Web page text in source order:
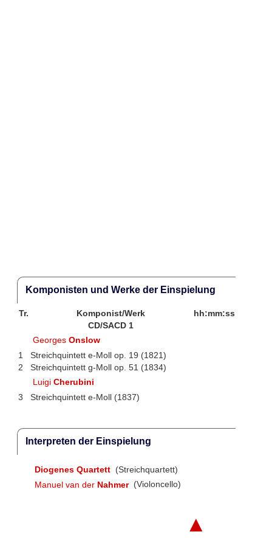
Komponisten und Werke der Einspielung
Tr. Komponist/Werk
hh:mm:ss
CD/SACD 1
GeorgesOnslow
1
Streichquintett e-Moll op. 19 (1821)
2
Streichquintett g-Moll op. 51 (1834)
LuigiCherubini
3
Streichquintett e-Moll (1837)
Interpreten der Einspielung
Diogenes Quartett (Streichquartett)
Manuel van der Nahmer (Violoncello)
▲